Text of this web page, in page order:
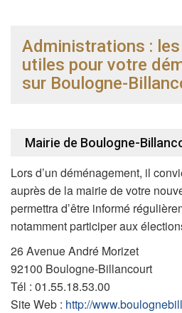
Administrations :
utiles pour votre
sur Boulogne-
Mairie de Boulogne-
Lors d’un déménagement, il
auprès de la mairie de votre
permettra d’être informé
notamment participer aux
26 Avenue André Morizet
92100 Boulogne-Billancourt
Tél : 01.55.18.53.00
Site Web : http://